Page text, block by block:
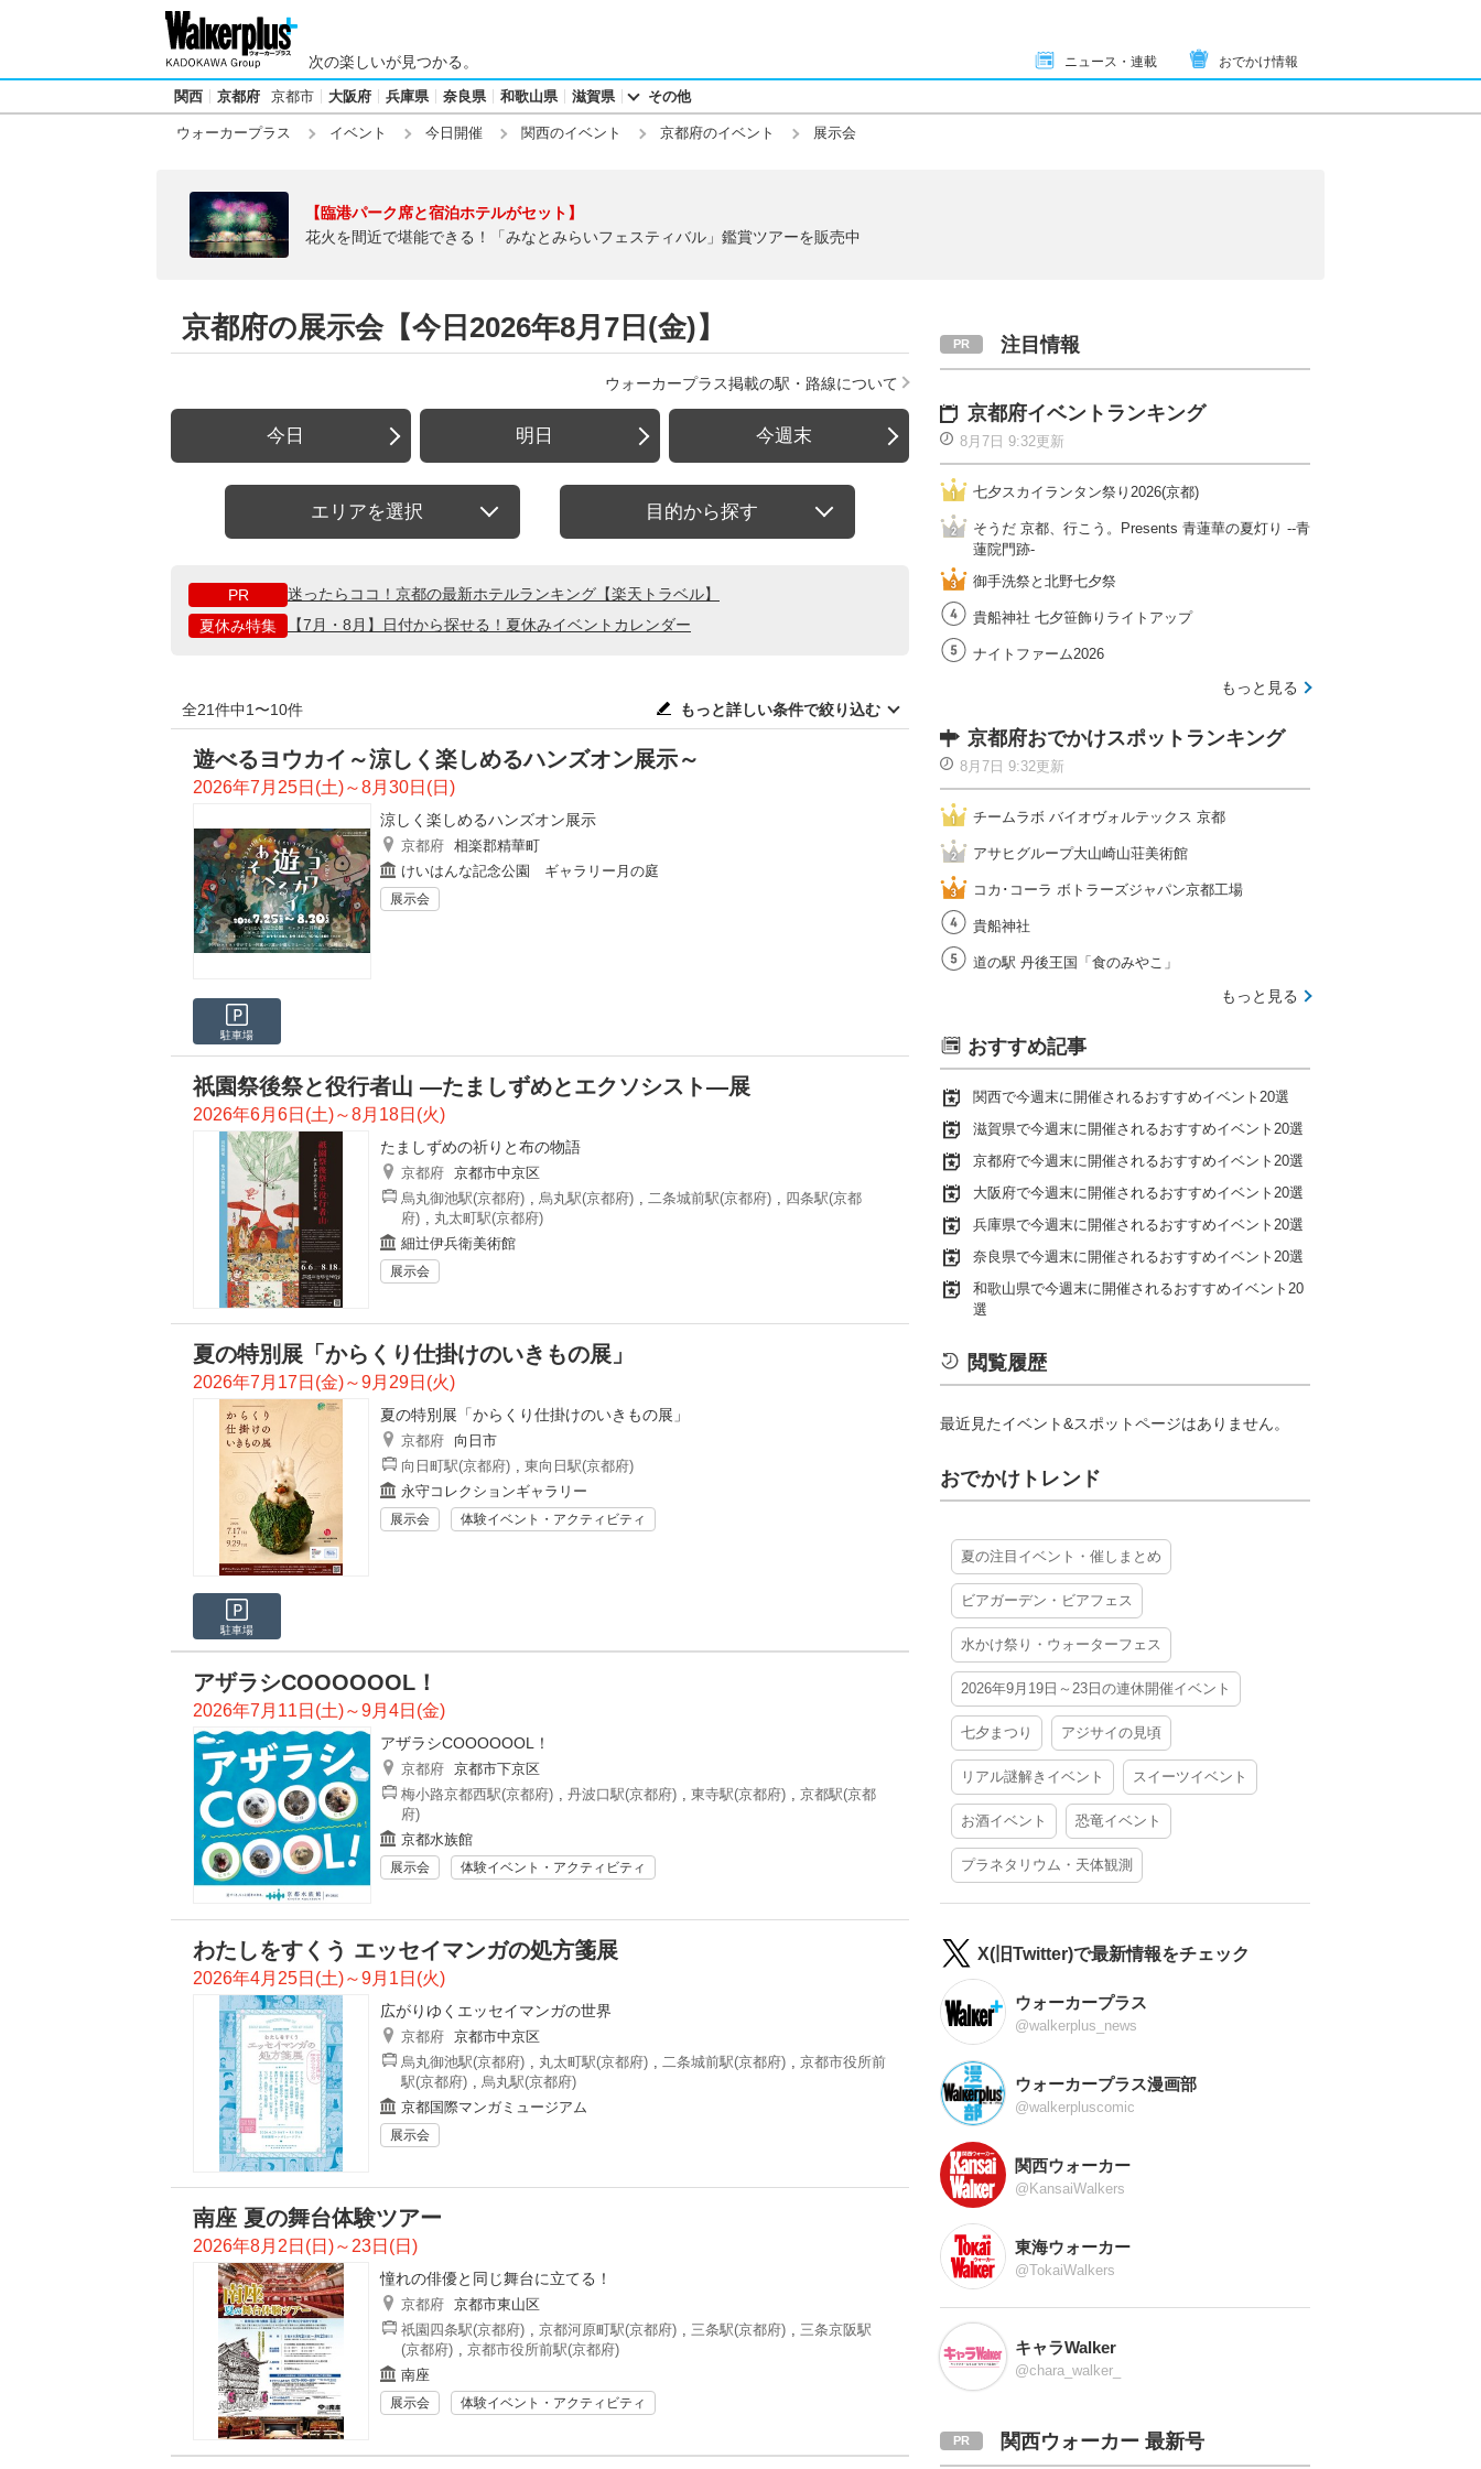
次の楽しいが見つかる。 ニュース・連載 おでかけ情報
関西 京都府 京都市 大阪府 兵庫県 奈良県 和歌山県 滋賀県 その他
ウォーカープラス イベント 今日開催 関西のイベント 京都府のイベント 展示会
【臨港パーク席と宿泊ホテルがセット】
花火を間近で堪能できる！「みなとみらいフェスティバル」鑑賞ツアーを販売中
京都府の展示会【今日2026年8月7日(金)】
ウォーカープラス掲載の駅・路線について
今日 明日 今週末
エリアを選択 目的から探す
PR
迷ったらココ！京都の最新ホテルランキング【楽天トラベル】
夏休み特集
【7月・8月】日付から探せる！夏休みイベントカレンダー
全21件中1〜10件 もっと詳しい条件で絞り込む
遊べるヨウカイ～涼しく楽しめるハンズオン展示～
2026年7月25日(土)～8月30日(日)
涼しく楽しめるハンズオン展示
京都府 相楽郡精華町
けいはんな記念公園 ギャラリー月の庭
展示会
駐車場
祇園祭後祭と役行者山 ―たましずめとエクソシスト―展
2026年6月6日(土)～8月18日(火)
たましずめの祈りと布の物語
京都府 京都市中京区
烏丸御池駅(京都府) , 烏丸駅(京都府) , 二条城前駅(京都府) , 四条駅(京都
府) , 丸太町駅(京都府)
細辻伊兵衛美術館
展示会
夏の特別展「からくり仕掛けのいきもの展」
2026年7月17日(金)～9月29日(火)
夏の特別展「からくり仕掛けのいきもの展」
京都府
向日市
向日町駅(京都府) , 東向日駅(京都府)
永守コレクションギャラリー
展示会 体験イベント・アクティビティ
駐車場
アザラシCOOOOOOL！
2026年7月11日(土)～9月4日(金)
アザラシCOOOOOOL！
京都府 京都市下京区
梅小路京都西駅(京都府) , 丹波口駅(京都府) , 東寺駅(京都府) , 京都駅(京都
府)
京都水族館
展示会 体験イベント・アクティビティ
わたしをすくう エッセイマンガの処方箋展
2026年4月25日(土)～9月1日(火)
広がりゆくエッセイマンガの世界
京都府 京都市中京区
烏丸御池駅(京都府) , 丸太町駅(京都府) , 二条城前駅(京都府) , 京都市役所前
駅(京都府) , 烏丸駅(京都府)
京都国際マンガミュージアム
展示会
南座 夏の舞台体験ツアー
2026年8月2日(日)～23日(日)
憧れの俳優と同じ舞台に立てる！
京都府 京都市東山区
祇園四条駅(京都府) , 京都河原町駅(京都府) , 三条駅(京都府) , 三条京阪駅
(京都府) , 京都市役所前駅(京都府)
南座
展示会 体験イベント・アクティビティ
注目情報
京都府イベントランキング
8月7日 9:32更新
七夕スカイランタン祭り2026(京都)
そうだ 京都、行こう。Presents 青蓮華の夏灯り --青
蓮院門跡-
御手洗祭と北野七夕祭
貴船神社 七夕笹飾りライトアップ
ナイトファーム2026
もっと見る
京都府おでかけスポットランキング
8月7日 9:32更新
チームラボ バイオヴォルテックス 京都
アサヒグループ大山崎山荘美術館
コカ･コーラ ボトラーズジャパン京都工場
貴船神社
道の駅 丹後王国「食のみやこ」
もっと見る
おすすめ記事
関西で今週末に開催されるおすすめイベント20選
滋賀県で今週末に開催されるおすすめイベント20選
京都府で今週末に開催されるおすすめイベント20選
大阪府で今週末に開催されるおすすめイベント20選
兵庫県で今週末に開催されるおすすめイベント20選
奈良県で今週末に開催されるおすすめイベント20選
和歌山県で今週末に開催されるおすすめイベント20
選
閲覧履歴
最近見たイベント&スポットページはありません。
おでかけトレンド
夏の注目イベント・催しまとめ
ビアガーデン・ビアフェス
水かけ祭り・ウォーターフェス
2026年9月19日～23日の連休開催イベント
七夕まつり アジサイの見頃
リアル謎解きイベント スイーツイベント
お酒イベント 恐竜イベント
プラネタリウム・天体観測
X(旧Twitter)で最新情報をチェック
ウォーカープラス
@walkerplus_news
ウォーカープラス漫画部
@walkerpluscomic
関西ウォーカー
@KansaiWalkers
東海ウォーカー
@TokaiWalkers
キャラWalker
@chara_walker_
関西ウォーカー 最新号